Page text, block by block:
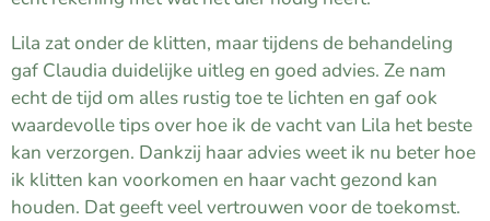
Lila zat onder de klitten, maar tijdens de behandeling
gaf Claudia duidelijke uitleg en goed advies. Ze nam
echt de tijd om alles rustig toe te lichten en gaf ook
waardevolle tips over hoe ik de vacht van Lila het beste
kan verzorgen. Dankzij haar advies weet ik nu beter hoe
ik klitten kan voorkomen en haar vacht gezond kan
houden. Dat geeft veel vertrouwen voor de toekomst.